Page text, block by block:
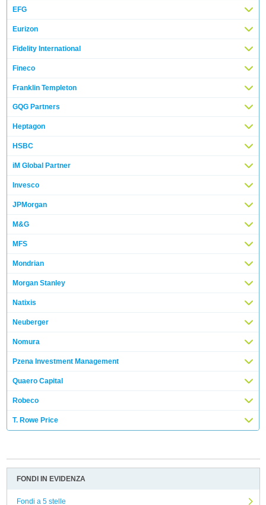
EFG
Eurizon
Fidelity International
Fineco
Franklin Templeton
GQG Partners
Heptagon
HSBC
iM Global Partner
Invesco
JPMorgan
M&G
MFS
Mondrian
Morgan Stanley
Natixis
Neuberger
Nomura
Pzena Investment Management
Quaero Capital
Robeco
T. Rowe Price
FONDI IN EVIDENZA
Fondi a 5 stelle